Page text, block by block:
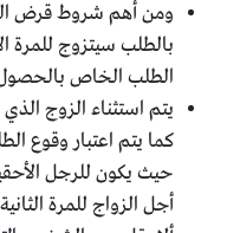
ومن أهم شروط قرض
بالطلب سيتزوج للمرة
الطلب الخاص
يتم استثناء الزوج
كما يتم اعتبار وقوع
حيث يكون للرجل
أجل الزواج للمرة